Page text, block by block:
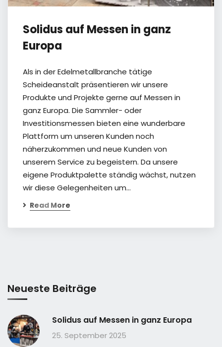
Solidus auf Messen in ganz
Europa
Als in der Edelmetallbranche tätige
Scheideanstalt präsentieren wir unsere
Produkte und Projekte gerne auf Messen in
ganz Europa. Die Sammler- oder
Investitionsmessen bieten eine wunderbare
Plattform um unseren Kunden noch
näherzukommen und neue Kunden von
unserem Service zu begeistern. Da unsere
eigene Produktpalette ständig wächst, nutzen
wir diese Gelegenheiten um…
Read More
Neueste Beiträge
Solidus auf Messen in ganz Europa
25. September 2025